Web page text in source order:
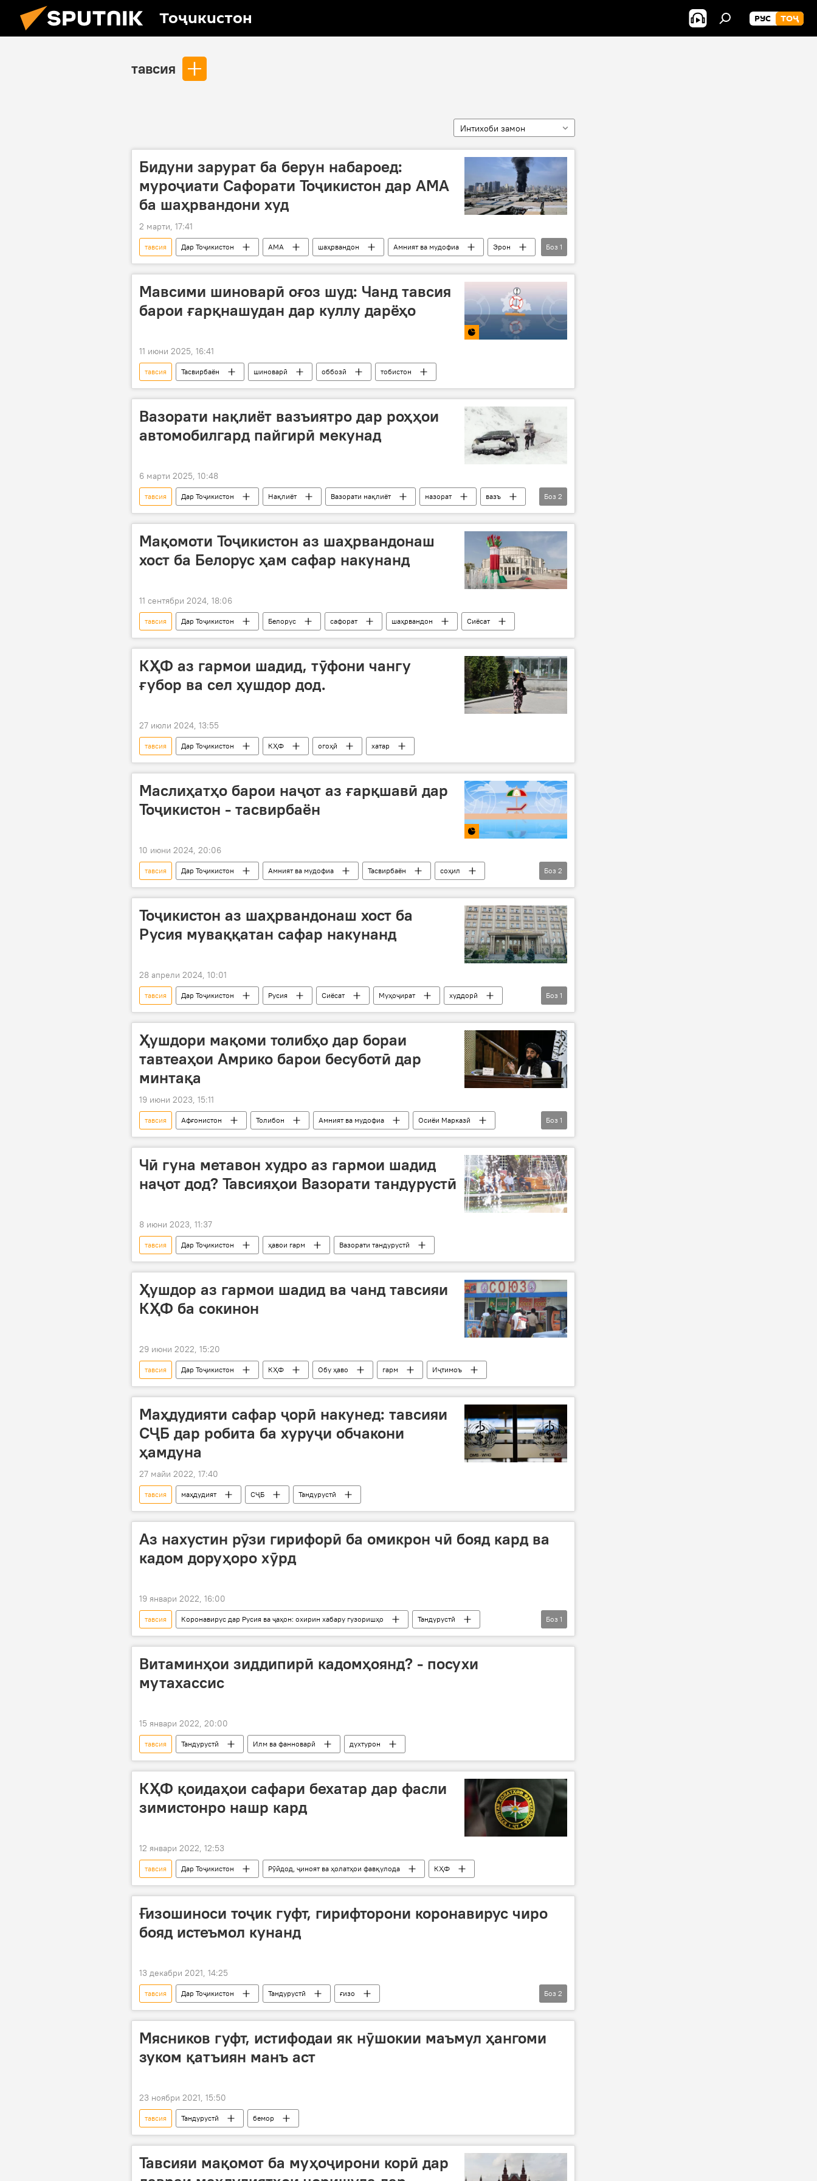
Тоҷикистон РУС ТОҶ
тавсия
Интихоби замон
Бидуни зарурат ба берун набароед:
муроҷиати Сафорати Тоҷикистон дар АМА
ба шаҳрвандони худ
2 марти, 17:41
тавсия Дар Тоҷикистон АМА шаҳрвандон Амният ва мудофиа
Эрон
Вазъ дар Ховари Миёна: Хабарҳои ахир
Боз 1
Мавсими шиноварӣ оғоз шуд: Чанд тавсия
барои ғарқнашудан дар куллу дарёҳо
11 июни 2025, 16:41
тавсия Тасвирбаён шиноварӣ оббозӣ тобистон
Вазорати нақлиёт вазъиятро дар роҳҳои
автомобилгард пайгирӣ мекунад
6 марти 2025, 10:48
тавсия Дар Тоҷикистон Нақлиёт Вазорати нақлиёт назорат
вазъ
роҳҳо
ронанда
Боз 2
Мақомоти Тоҷикистон аз шаҳрвандонаш
хост ба Белорус ҳам сафар накунанд
11 сентябри 2024, 18:06
тавсия Дар Тоҷикистон Белорус сафорат шаҳрвандон Сиёсат
КҲФ аз гармои шадид, тӯфони чангу
ғубор ва сел ҳушдор дод.
27 июли 2024, 13:55
тавсия Дар Тоҷикистон КҲФ огоҳӣ хатар
Маслиҳатҳо барои наҷот аз ғарқшавӣ дар
Тоҷикистон - тасвирбаён
10 июни 2024, 20:06
тавсия Дар Тоҷикистон Амният ва мудофиа Тасвирбаён
соҳил
шиноварӣ
КҲФ
Боз 2
Тоҷикистон аз шаҳрвандонаш хост ба
Русия муваққатан сафар накунанд
28 апрели 2024, 10:01
тавсия Дар Тоҷикистон Русия Сиёсат Муҳоҷират
худдорӣ
Вазорати корҳои хориҷии Тоҷикистон
Боз 1
Ҳушдори мақоми толибҳо дар бораи
тавтеаҳои Амрико барои бесуботӣ дар
минтақа
19 июни 2023, 15:11
тавсия Афғонистон Толибон Амният ва мудофиа
Осиёи Марказӣ
Амрико
Боз 1
Чӣ гуна метавон худро аз гармои шадид
наҷот дод? Тавсияҳои Вазорати тандурустӣ
8 июни 2023, 11:37
тавсия Дар Тоҷикистон ҳавои гарм Вазорати тандурустӣ
Ҳушдор аз гармои шадид ва чанд тавсияи
КҲФ ба сокинон
29 июни 2022, 15:20
тавсия Дар Тоҷикистон КҲФ Обу ҳаво гарм Иҷтимоъ
Маҳдудияти сафар ҷорӣ накунед: тавсияи
СҶБ дар робита ба хуруҷи обчакони
ҳамдуна
27 майи 2022, 17:40
тавсия маҳдудият СҶБ Тандурустӣ
Аз нахустин рӯзи гирифорӣ ба омикрон чӣ бояд кард ва
кадом доруҳоро хӯрд
19 январи 2022, 16:00
тавсия Коронавирус дар Русия ва ҷаҳон: охирин хабару гузоришҳо
Тандурустӣ
пизишк
коронавирус
Боз 1
Витаминҳои зиддипирӣ кадомҳоянд? - посухи
мутахассис
15 январи 2022, 20:00
тавсия Тандурустӣ Илм ва фанноварӣ духтурон
КҲФ қоидаҳои сафари бехатар дар фасли
зимистонро нашр кард
12 январи 2022, 12:53
тавсия Дар Тоҷикистон Рӯйдод, ҷиноят ва ҳолатҳои фавқулода КҲФ
Ғизошиноси тоҷик гуфт, гирифторони коронавирус чиро
бояд истеъмол кунанд
13 декабри 2021, 14:25
тавсия Дар Тоҷикистон Тандурустӣ
ғизо
истеъмоли сафедаҳои таркиби растанӣ
коронавирус
Боз 2
Мясников гуфт, истифодаи як нӯшокии маъмул ҳангоми
зуком қатъиян манъ аст
23 ноябри 2021, 15:50
тавсия Тандурустӣ бемор
Тавсияи мақомот ба муҳоҷирони корӣ дар